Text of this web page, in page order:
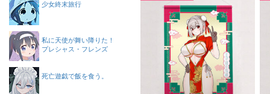
少女終末旅行
私に天使が舞い降りた！
プレシャス・フレンズ
死亡遊戯で飯を食う。